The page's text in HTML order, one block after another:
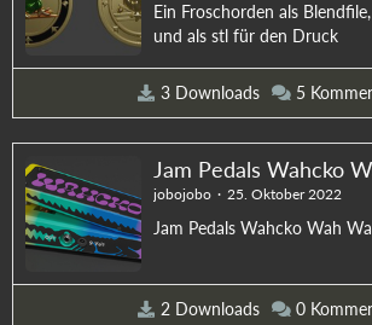
Ein Froschorden als
und als stl für den Druck
3 Downloads 5
Jam Pedals Wahcko
jobojobo 25. Oktober 2022
Jam Pedals Wahcko Wah
2 Downloads 0